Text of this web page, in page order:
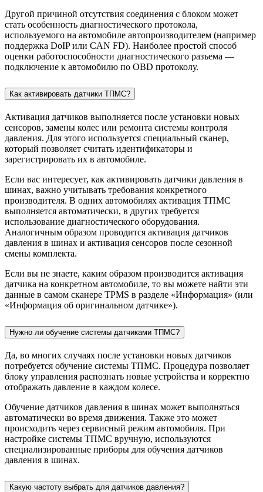
Другой причиной отсутствия соединения с блоком может
стать особенность диагностического протокола,
используемого на автомобиле автопроизводителем (например
поддержка DoIP или CAN FD). Наиболее простой способ
оценки работоспособности диагностического разъема —
подключение к автомобилю по OBD протоколу.
Как активировать датчики ТПМС?
Активация датчиков выполняется после установки новых
сенсоров, замены колес или ремонта системы контроля
давления. Для этого используется специальный сканер,
который позволяет считать идентификаторы и
зарегистрировать их в автомобиле.
Если вас интересует, как активировать датчики давления в
шинах, важно учитывать требования конкретного
производителя. В одних автомобилях активация ТПМС
выполняется автоматически, в других требуется
использование диагностического оборудования.
Аналогичным образом проводится активация датчиков
давления в шинах и активация сенсоров после сезонной
смены комплекта.
Если вы не знаете, каким образом производится активация
датчика на конкретном автомобиле, то вы можете найти эти
данные в самом сканере TPMS в разделе «Информация» (или
«Информация об оригинальном датчике»).
Нужно ли обучение системы датчиками ТПМС?
Да, во многих случаях после установки новых датчиков
потребуется обучение системы ТПМС. Процедура позволяет
блоку управления распознать новые устройства и корректно
отображать давление в каждом колесе.
Обучение датчиков давления в шинах может выполняться
автоматически во время движения. Также это может
происходить через сервисный режим автомобиля. При
настройке системы ТПМС вручную, используются
специализированные приборы для обучения датчиков
давления в шинах.
Какую частоту выбрать для датчиков давления?